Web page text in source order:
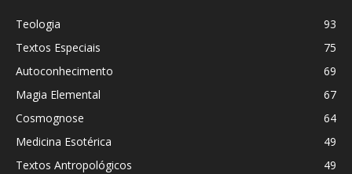
Teologia
93
Textos Especiais
75
Autoconhecimento
69
Magia Elemental
67
Cosmognose
64
Medicina Esotérica
49
Textos Antropológicos
49